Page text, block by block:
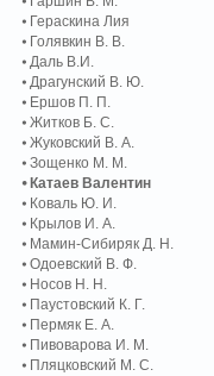
Гераскина Лия
Голявкин В. В.
Даль В.И.
Драгунский В. Ю.
Ершов П. П.
Житков Б. С.
Жуковский В. А.
Зощенко М. М.
Катаев Валентин
Коваль Ю. И.
Крылов И. А.
Мамин-Сибиряк Д. Н.
Одоевский В. Ф.
Носов Н. Н.
Паустовский К. Г.
Пермяк Е. А.
Пивоварова И. М.
Пляцковский М. С.